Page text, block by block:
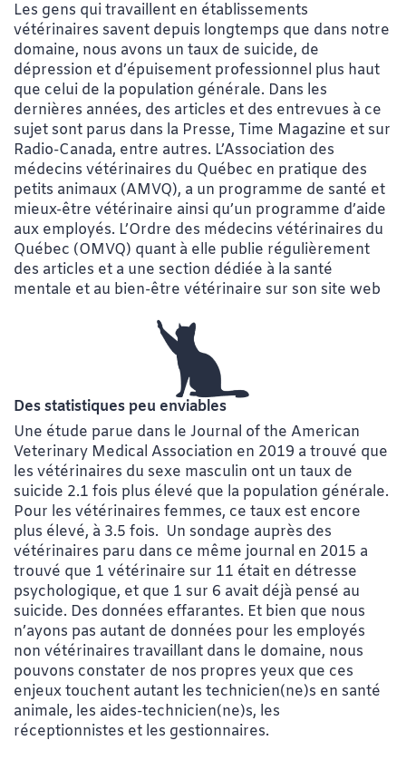
Les gens qui travaillent en établissements
vétérinaires savent depuis longtemps que dans notre
domaine, nous avons un taux de suicide, de
dépression et d’épuisement professionnel plus haut
que celui de la population générale. Dans les
dernières années, des articles et des entrevues à ce
sujet sont parus dans la Presse, Time Magazine et sur
Radio-Canada, entre autres. L’Association des
médecins vétérinaires du Québec en pratique des
petits animaux (AMVQ), a un programme de santé et
mieux-être vétérinaire ainsi qu’un programme d’aide
aux employés. L’Ordre des médecins vétérinaires du
Québec (OMVQ) quant à elle publie régulièrement
des articles et a une section dédiée à la santé
mentale et au bien-être vétérinaire sur son site web
Des statistiques peu enviables
Une étude parue dans le Journal of the American
Veterinary Medical Association en 2019 a trouvé que
les vétérinaires du sexe masculin ont un taux de
suicide 2.1 fois plus élevé que la population générale.
Pour les vétérinaires femmes, ce taux est encore
plus élevé, à 3.5 fois. Un sondage auprès des
vétérinaires paru dans ce même journal en 2015 a
trouvé que 1 vétérinaire sur 11 était en détresse
psychologique, et que 1 sur 6 avait déjà pensé au
suicide. Des données effarantes. Et bien que nous
n’ayons pas autant de données pour les employés
non vétérinaires travaillant dans le domaine, nous
pouvons constater de nos propres yeux que ces
enjeux touchent autant les technicien(ne)s en santé
animale, les aides-technicien(ne)s, les
réceptionnistes et les gestionnaires.